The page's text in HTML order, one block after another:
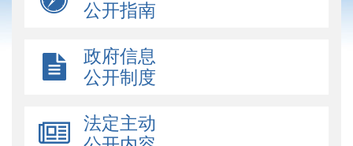
公开指南
政府信息
公开制度
法定主动